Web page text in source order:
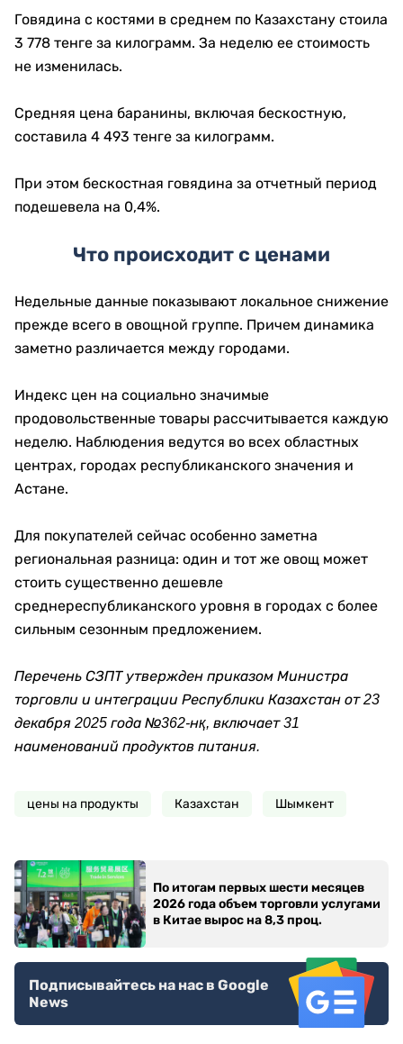
Говядина с костями в среднем по Казахстану стоила
3 778 тенге за килограмм. За неделю ее стоимость
не изменилась.
Средняя цена баранины, включая бескостную,
составила 4 493 тенге за килограмм.
При этом бескостная говядина за отчетный период
подешевела на 0,4%.
Что происходит с ценами
Недельные данные показывают локальное снижение
прежде всего в овощной группе. Причем динамика
заметно различается между городами.
Индекс цен на социально значимые
продовольственные товары рассчитывается каждую
неделю. Наблюдения ведутся во всех областных
центрах, городах республиканского значения и
Астане.
Для покупателей сейчас особенно заметна
региональная разница: один и тот же овощ может
стоить существенно дешевле
среднереспубликанского уровня в городах с более
сильным сезонным предложением.
Перечень СЗПТ утвержден приказом Министра
торговли и интеграции Республики Казахстан от 23
декабря 2025 года №362-нқ, включает 31
наименований продуктов питания.
цены на продукты Казахстан Шымкент
По итогам первых шести месяцев
2026 года объем торговли услугами
в Китае вырос на 8,3 проц.
Подписывайтесь на нас в Google
News